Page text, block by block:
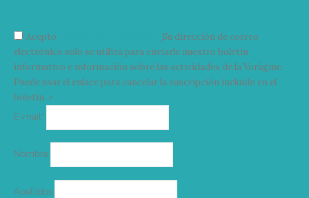
Acepto
Su dirección de correo
electrónico solo se utiliza para enviarle nuestro boletín
informativo e información sobre las actividades de la Vorágine.
Puede usar el enlace para cancelar la suscripción incluido en el
boletín. >
E-mail*
Nombre
Apellidos